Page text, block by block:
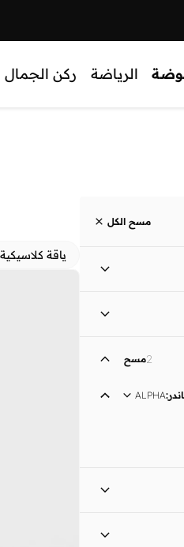
الرياضة ركن الجمال
مسح الكل
2مسح
:
ALPHA
ياقة كلاسيكية